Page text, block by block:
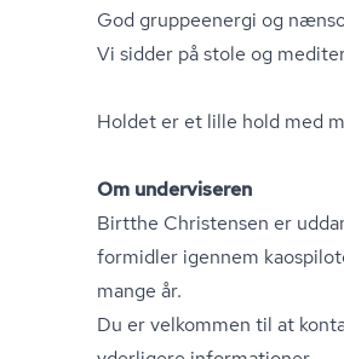
God gruppeenergi og
Vi sidder på stole og
Holdet er et lille hold med
Om underviseren
Birtthe Christensen er
for­mid­ler igennem
mange år.
Du er velkommen til at